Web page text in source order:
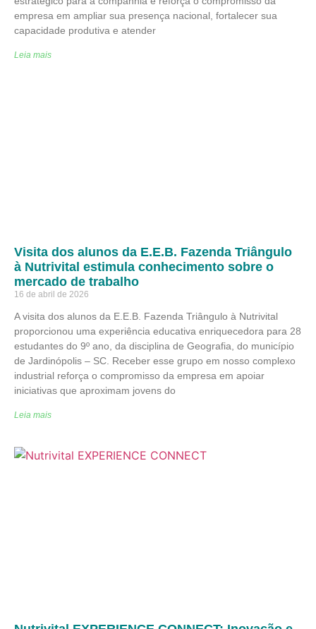
empresa em ampliar sua presença nacional, fortalecer sua
capacidade produtiva e atender
Leia mais
Visita dos alunos da E.E.B. Fazenda Triângulo
à Nutrivital estimula conhecimento sobre o
mercado de trabalho
16 de abril de 2026
A visita dos alunos da E.E.B. Fazenda Triângulo à Nutrivital
proporcionou uma experiência educativa enriquecedora para 28
estudantes do 9º ano, da disciplina de Geografia, do município
de Jardinópolis – SC. Receber esse grupo em nosso complexo
industrial reforça o compromisso da empresa em apoiar
iniciativas que aproximam jovens do
Leia mais